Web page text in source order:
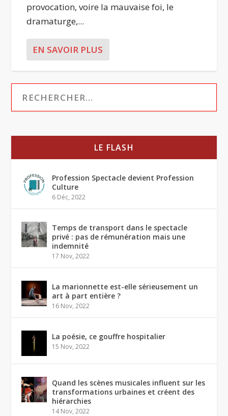
provocation, voire la mauvaise foi, le
dramaturge,...
EN SAVOIR PLUS
LE FLASH
Profession Spectacle devient Profession
Culture
6 Déc, 2022
Temps de transport dans le spectacle
privé : pas de rémunération mais une
indemnité
17 Nov, 2022
La marionnette est-elle sérieusement un
art à part entière ?
16 Nov, 2022
La poésie, ce gouffre hospitalier
15 Nov, 2022
Quand les scènes musicales influent sur les
transformations urbaines et créent des
hiérarchies
14 Nov, 2022